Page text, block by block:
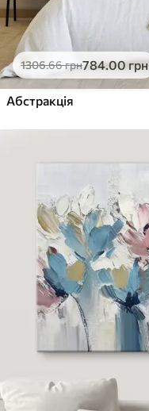
1306.66грн784.00грн
Абстракція